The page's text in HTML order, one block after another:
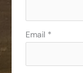
Email *